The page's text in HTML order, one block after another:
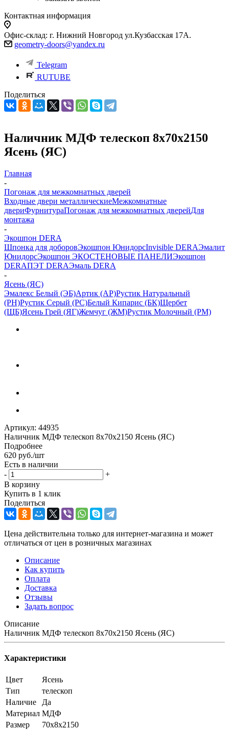
Контактная информация
Офис-склад: г. Нижний Новгород ул.Кузбасская 17А.
geometry-doors@yandex.ru
Telegram
RUTUBE
Поделиться
Наличник МДФ телескоп 8х70х2150
Ясень (ЯС)
Главная
-
Погонаж для межкомнатных дверей
Входные двери металлическиеМежкомнатные
двериФурнитураПогонаж для межкомнатных дверейДля
монтажа
-
Экошпон DERA
Шпонка для доборовЭкошпон ЮнидорсInvisible DERAЭмалит
ЮнидорсЭкошпон ЭКОСТЕНОВЫЕ ПАНЕЛИЭкошпон
DERAПЭТ DERAЭмаль DERA
-
Ясень (ЯС)
Эмалекс Белый (ЭБ)Артик (АР)Рустик Натуральный
(РН)Рустик Серый (РС)Белый Кипарис (БК)Щербет
(ЩБ)Ясень Грей (ЯГ)Жемчуг (ЖМ)Рустик Молочный (РМ)
Артикул: 44935
Наличник МДФ телескоп 8х70х2150 Ясень (ЯС)
Подробнее
620 руб./шт
Есть в наличии
-
+
В корзину
Купить в 1 клик
Поделиться
Цена действительна только для интернет-магазина и может
отличаться от цен в розничных магазинах
Описание
Как купить
Оплата
Доставка
Отзывы
Задать вопрос
Описание
Наличник МДФ телескоп 8х70х2150 Ясень (ЯС)
Характеристики
Цвет
Ясень
Тип
телескоп
Наличие
Да
Материал МДФ
Размер
70х8х2150